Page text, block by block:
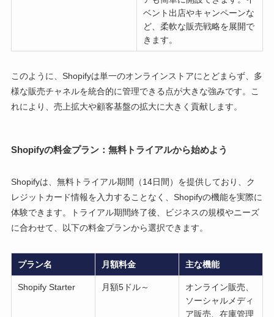
ベント出店やキャンペーンな
ど、柔軟な販売戦略を展開で
きます。
このように、Shopifyは単一のオンラインストアにとどまらず、多
様な販売チャネルを統合的に管理できる点が大きな強みです。こ
れにより、売上拡大や顧客基盤の拡大に大きく貢献します。
Shopifyの料金プラン：無料トライアルから始めよう
Shopifyは、無料トライアル期間（14日間）を提供しており、ク
レジットカード情報を入力することなく、Shopifyの機能を実際に
体験できます。トライアル期間終了後、ビジネスの規模やニーズ
に合わせて、以下の料金プランから選択できます。
プラン名 月額料金 主な機能
Shopify Starter 月額5ドル～
オンライン販売、
ソーシャルメディ
ア販売、在庫管理